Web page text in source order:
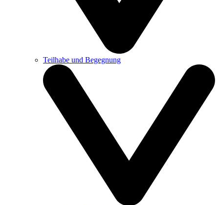
Teilhabe und Begegnung